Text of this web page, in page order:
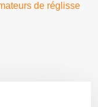
de réglisse